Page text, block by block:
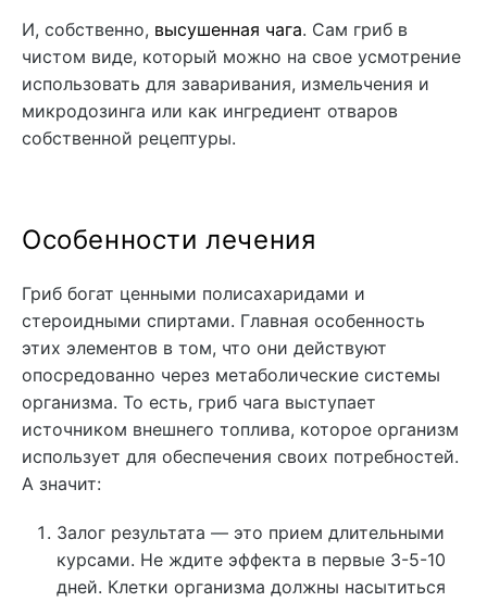
И, собственно, высушенная чага. Сам гриб в
чистом виде, который можно на свое усмотрение
использовать для заваривания, измельчения и
микродозинга или как ингредиент отваров
собственной рецептуры.
Особенности лечения
Гриб богат ценными полисахаридами и
стероидными спиртами. Главная особенность
этих элементов в том, что они действуют
опосредованно через метаболические системы
организма. То есть, гриб чага выступает
источником внешнего топлива, которое организм
использует для обеспечения своих потребностей.
А значит:
Залог результата — это прием длительными
курсами. Не ждите эффекта в первые 3-5-10
дней. Клетки организма должны насытиться